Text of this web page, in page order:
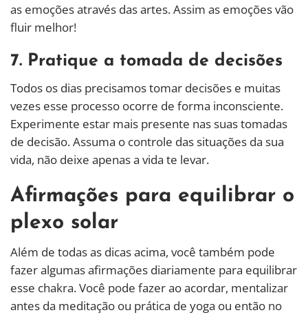
as emoções através das artes. Assim as emoções vão
fluir melhor!
7. Pratique a tomada de decisões
Todos os dias precisamos tomar decisões e muitas
vezes esse processo ocorre de forma inconsciente.
Experimente estar mais presente nas suas tomadas
de decisão. Assuma o controle das situações da sua
vida, não deixe apenas a vida te levar.
Afirmações para equilibrar o
plexo solar
Além de todas as dicas acima, você também pode
fazer algumas afirmações diariamente para equilibrar
esse chakra. Você pode fazer ao acordar, mentalizar
antes da meditação ou prática de yoga ou então no